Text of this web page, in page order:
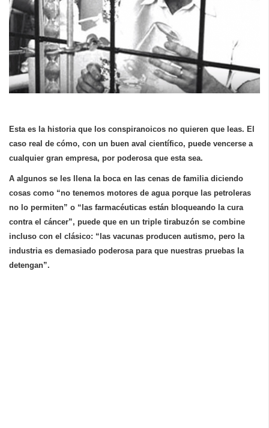
Esta es la historia que los conspiranoicos no quieren que leas. El
caso real de cómo, con un buen aval científico, puede vencerse a
cualquier gran empresa, por poderosa que esta sea.
A algunos se les llena la boca en las cenas de familia diciendo
cosas como “no tenemos motores de agua porque las petroleras
no lo permiten” o “las farmacéuticas están bloqueando la cura
contra el cáncer”, puede que en un triple tirabuzón se combine
incluso con el clásico: “las vacunas producen autismo, pero la
industria es demasiado poderosa para que nuestras pruebas la
detengan”.